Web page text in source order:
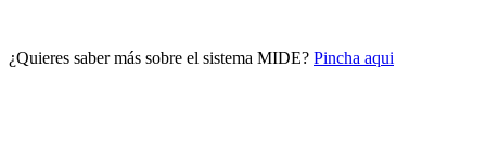
¿Quieres saber más sobre el sistema MIDE? Pincha aqui